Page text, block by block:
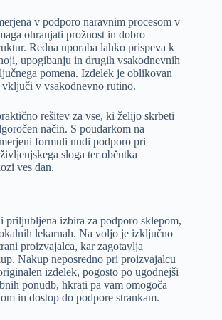
v podporo naravnim procesom v
ohranjati prožnost in dobro
Redna uporaba lahko prispeva k
upogibanju in drugih vsakodnevnih
pomena. Izdelek je oblikovan
vključi v vsakodnevno rutino.
rešitev za vse, ki želijo skrbeti
način. S poudarkom na
formuli nudi podporo pri
sloga ter občutka
ves dan.
priljubljena izbira za podporo sklepom,
lekarnah. Na voljo je izključno
proizvajalca, kar zagotavlja
Nakup neposredno pri proizvajalcu
izdelek, pogosto po ugodnejši
ponudb, hkrati pa vam omogoča
in dostop do podpore strankam.